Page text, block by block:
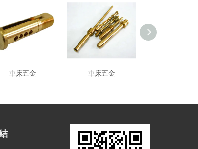
車床五金 車床五金